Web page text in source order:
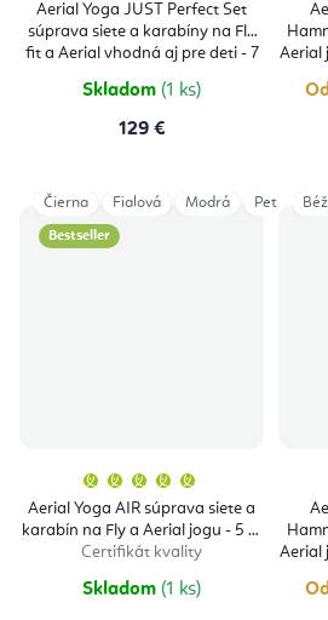
Aerial Yoga JUST Perfect Set
súprava siete a karabíny na Fly
fit a Aerial vhodná aj pre deti - 7
Skladom (1 ks)
129 €
Aerial
Bestseller
Aerial Yoga AIR súprava siete a
karabín na Fly a Aerial jogu - 5 m
Certifikát kvality
produktu
je
5,0
z
Skladom (1 ks)
Čierna Fialová Modrá Petrol
Aerial